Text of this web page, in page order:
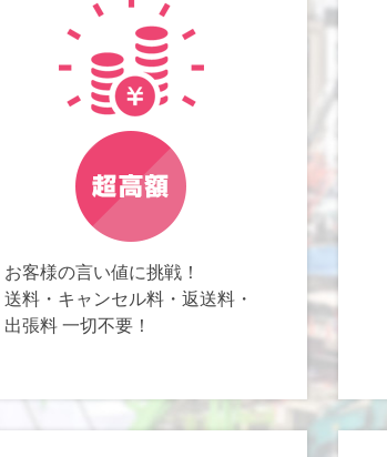
お客様の言い値に挑戦！
送料・キャンセル料・返送料・
出張料 一切不要！